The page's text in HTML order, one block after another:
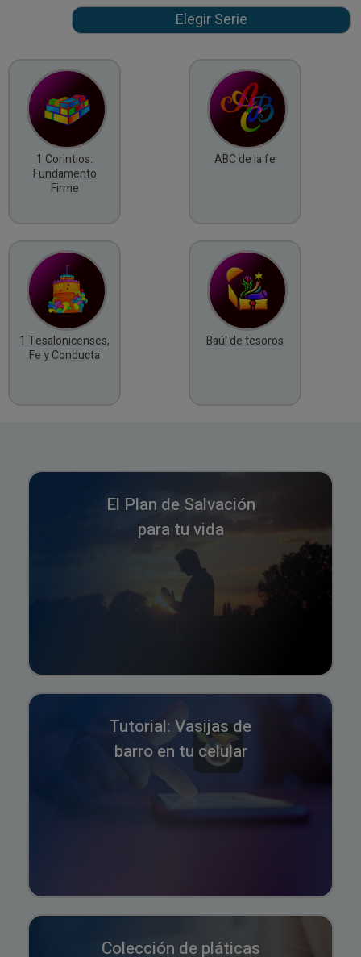
El Plan de Salvación
para tu vida
Tutorial: Vasijas de
barro en tu celular
Colección de pláticas
1 Corintios:
Fundamento
Firme
1 Tesalonicenses,
Fe y Conducta
ABC de la fe
Baúl de tesoros